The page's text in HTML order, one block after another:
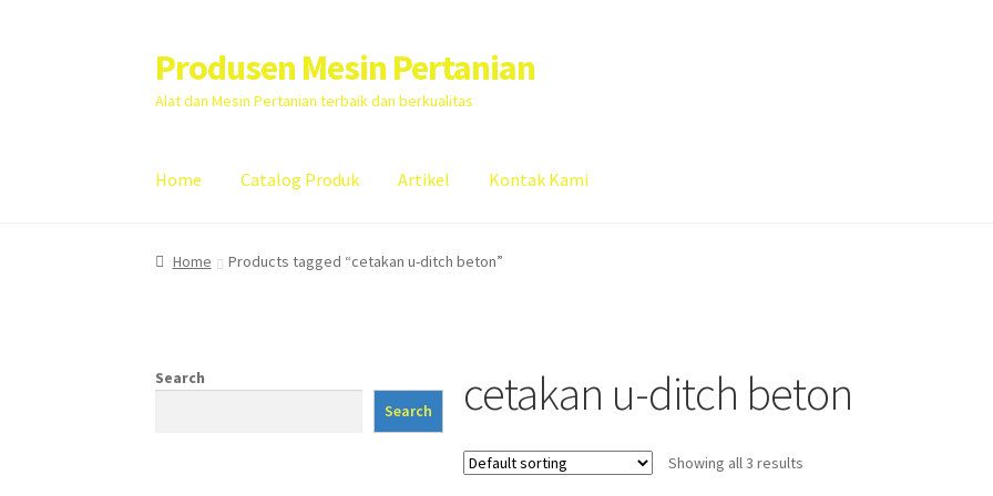
Skip
to
navigation
Skip
to
content
Produsen Mesin Pertanian
Alat dan Mesin Pertanian terbaik dan berkualitas
Home Catalog Produk Artikel Kontak Kami
Home Artikel Cart Checkout Kontak Kami My account
Home Products tagged “cetakan u-ditch beton”
cetakan u-ditch beton
Showing all 3 results
Search
Search